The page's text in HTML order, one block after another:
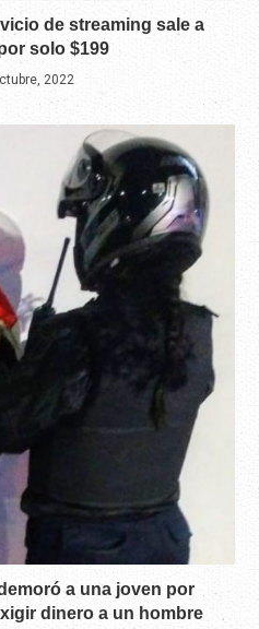
de streaming sale a
solo $199
2022
a una joven por
dinero a un hombre